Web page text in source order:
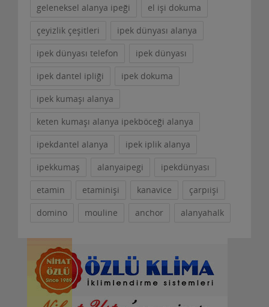
geleneksel alanya ipeği
el işi dokuma
çeyizlik çeşitleri
ipek dünyası alanya
ipek dünyası telefon
ipek dünyası
ipek dantel ipliği
ipek dokuma
ipek kumaşı alanya
keten kumaşı alanya ipekböceği alanya
ipekdantel alanya
ipek iplik alanya
ipekkumaş
alanyaipegi
ipekdünyası
etamin
etaminişi kanavice
çarpıişi
domino
mouline anchor alanyahalk